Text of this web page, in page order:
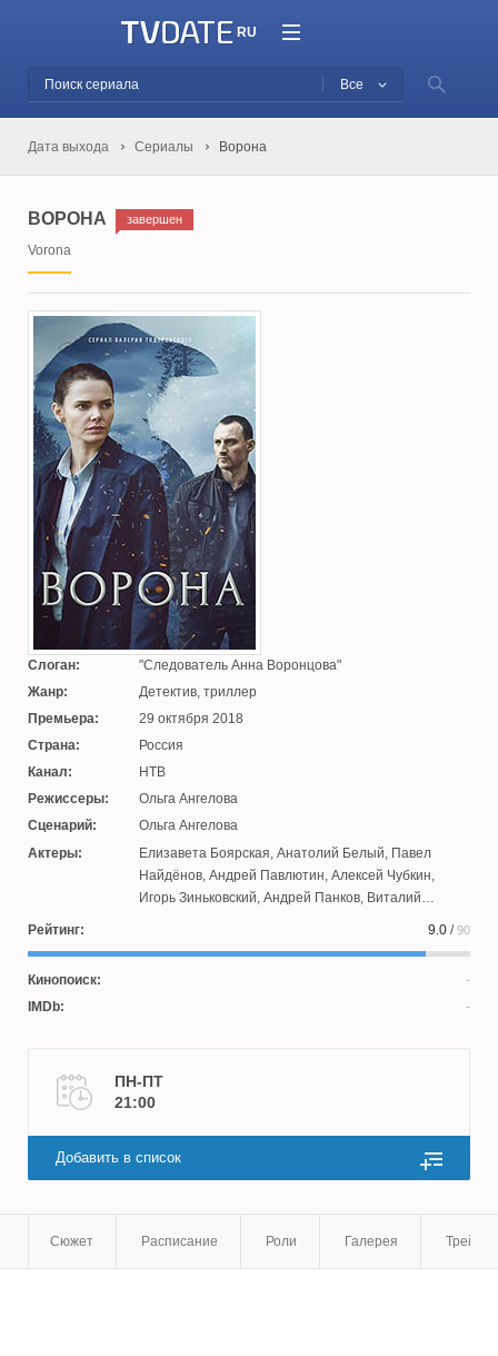
RU
Все
Дата выхода Сериалы Ворона
ВОРОНА завершен
Vorona
Слоган:
Следователь Анна Воронцова
Жанр:
Детектив, триллер
Премьера:
29 октября 2018
Страна:
Россия
Канал:
НТВ
Режиссеры:
Ольга Ангелова
Сценарий:
Ольга Ангелова
Актеры:
Елизавета Боярская, Анатолий Белый, Павел
Найдёнов, Андрей Павлютин, Алексей Чубкин,
Игорь Зиньковский, Андрей Панков, Виталий
Рейтинг: 9.0 /90
Кинопоиск:
IMDb:
ПН-ПТ
21:00
Добавить в список
Сюжет Расписание Роли Галерея